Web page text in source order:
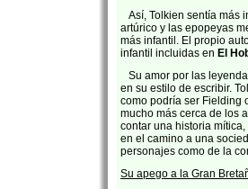
Así, Tolkien sentía más
artúrico y las epopeyas
más infantil. El propio
infantil incluidas en El
Su amor por las
en su estilo de escribir.
como podría ser Fielding
mucho más cerca de los
contar una historia
en el camino a una
personajes como de la
Su apego a la Gran